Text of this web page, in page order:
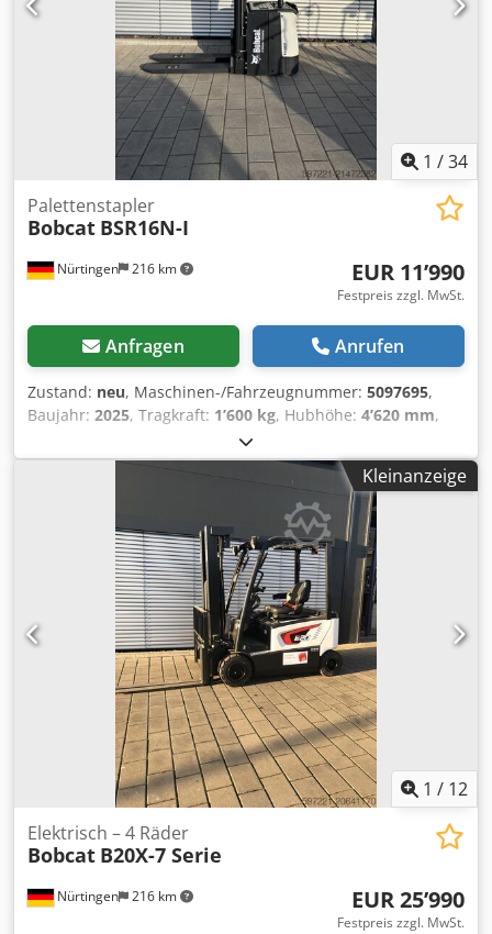
1 /34
Nürtingen 216 km
Palettenstapler
Bobcat BSR16N-I
EUR 11’990
Festpreis zzgl. MwSt.
Anfragen Anrufen
Zustand: neu, Maschinen-/Fahrzeugnummer: 5097695,
Baujahr: 2025, Tragkraft: 1’600 kg, Hubhöhe: 4’620 mm,
, Lastschwerpunkt:
Kraftstofftyp:elektrisch, Masttyp:Triplex, Bauhöhe:2’120
, Gabellänge: 1’150 mm,
, 5097695 Chsdpoytld Tjfx Ahzja
Seriennummer: OBWNQ-00000 Batteriedaten: 25,6 V, 150
Kleinanzeige
1 / 12
Nürtingen 216 km
Elektrisch – 4 Räder
Bobcat B20X-7 Serie
EUR 25’990
Festpreis zzgl. MwSt.